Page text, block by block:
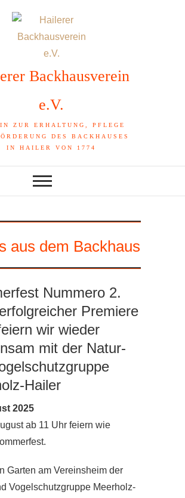
Backhausverein
e.V.
ZUR ERHALTUNG, PFLEGE
DES BACKHAUSES
IN HAILER VON 1774
aus dem Backhaus
Nummero 2.
Premiere
wir wieder
mit der Natur-
Hailer
2025
ab 11 Uhr feiern wie
Garten am Vereinsheim der
Vogelschutzgruppe Meerholz-